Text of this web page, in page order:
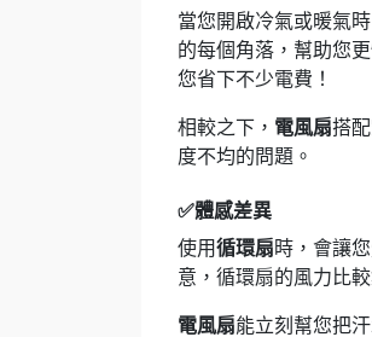
當您開啟冷氣或暖氣時
的每個角落，幫助您
您省下不少電費！
相較之下， 電風扇搭
度不均的問題。
✅體感差異
使用循環扇時，會讓
意，循環扇的風力比
電風扇能立刻幫您把